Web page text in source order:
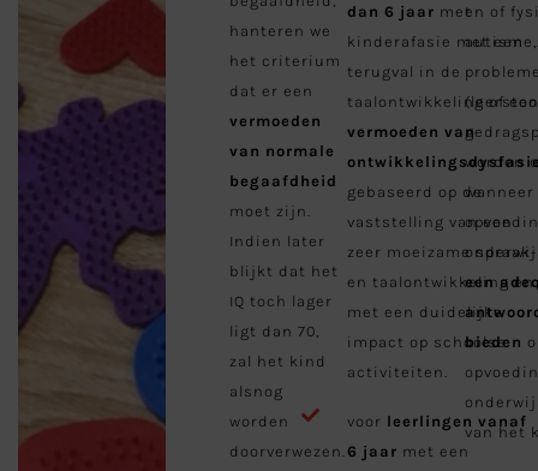
hanteren we
het criterium
dat er een
vermoeden
van normale
begaafdheid
moet zijn.
Indien later
blijkt dat het
IQ toch lager
ligt dan 70,
zal het kind
alsnog
worden
doorverwezen.
dan 6 jaar met
kinderafasie met een
terugval in de
taalontwikkeling of
vermoeden van
gebaseerd op de
vaststelling van een
zeer moeizame spraak-
en taalontwikkeling en
met een duidelijke
impact op schoolse
activiteiten.
voor leerlingen vanaf
6 jaar met een
en of
worden
een
bieden
van het